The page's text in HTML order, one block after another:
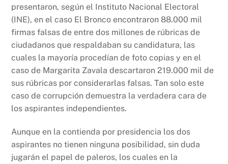
presentaron, según el Instituto Nacional Electoral
(INE), en el caso El Bronco encontraron 88.000 mil
firmas falsas de entre dos millones de rúbricas de
ciudadanos que respaldaban su candidatura, las
cuales la mayoría procedían de foto copias y en el
caso de Margarita Zavala descartaron 219.000 mil de
sus rúbricas por considerarlas falsas. Tan solo este
caso de corrupción demuestra la verdadera cara de
los aspirantes independientes.
Aunque en la contienda por presidencia los dos
aspirantes no tienen ninguna posibilidad, sin duda
jugarán el papel de paleros, los cuales en la